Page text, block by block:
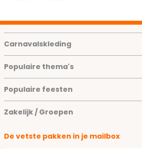
Carnavalskleding
Populaire thema's
Populaire feesten
Zakelijk / Groepen
De vetste pakken in je mailbox